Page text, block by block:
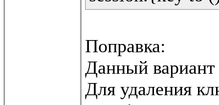
Поправка:
Данный вариант